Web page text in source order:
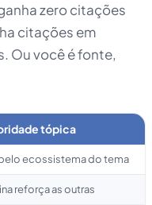
zero citações
citações em
Ou você é fonte,
tópica
ecossistema do tema
reforça as outras